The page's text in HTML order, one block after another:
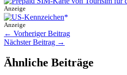
Anzeige
Anzeige
← Vorheriger Beitrag
Nächster Beitrag →
Ähnliche Beiträge